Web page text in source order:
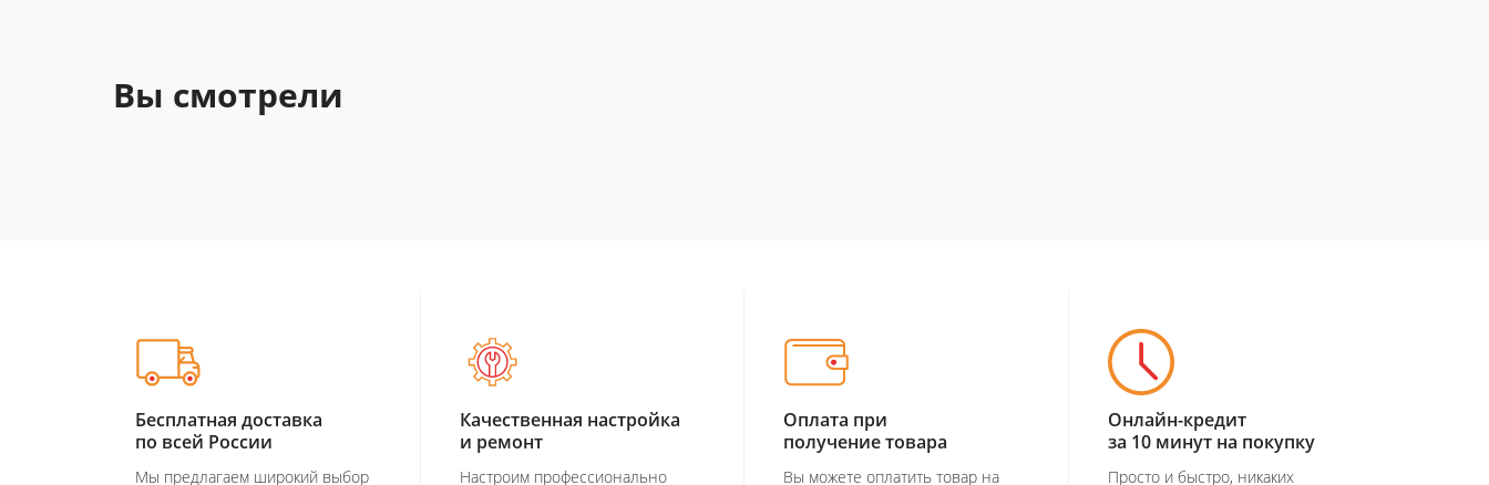
Вы смотрели
Бесплатная доставка
по всей России
Мы предлагаем широкий выбор
Качественная настройка
и ремонт
Настроим профессионально
Оплата при
получение товара
Вы можете оплатить товар на
Онлайн-кредит
за 10 минут на покупку
Просто и быстро, никаких